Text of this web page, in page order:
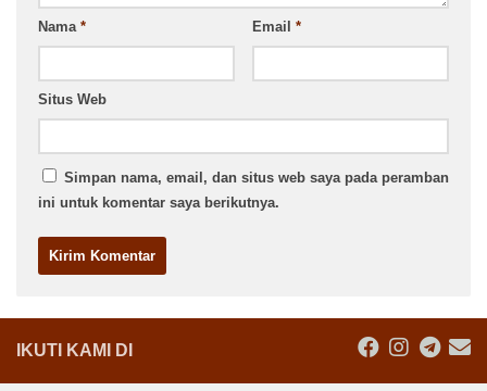
Nama * Email *
Situs Web
Simpan nama, email, dan situs web saya pada peramban
ini untuk komentar saya berikutnya.
IKUTI KAMI DI